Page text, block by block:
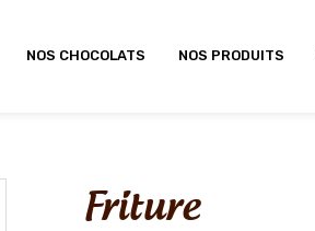
NOS CHOCOLATS NOS PRODUITS
Friture